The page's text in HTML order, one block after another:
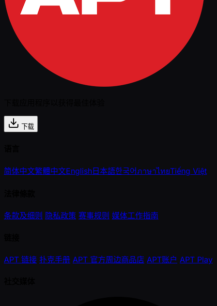
下载
简体中文繁體中文English日本語한국어ภาษาไทยTiếng Việt
条款及细则 隐私政策 赛事规则 媒体工作指南
APT 链接 扑克手册 APT 官方周边商品店 APT账户 APT Play